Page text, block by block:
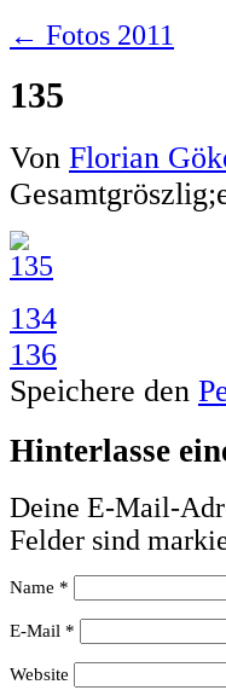
← Fotos 2011
135
Von Florian
134
136
Speichere den
Hinterlasse
Deine E-Mail-
Felder sind
Name *
E-Mail *
Website